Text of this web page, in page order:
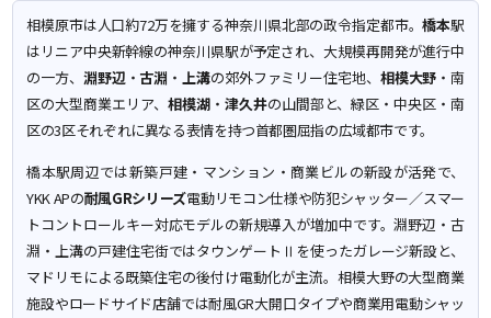
相模原市は人口約72万を擁する神奈川県北部の政令指定都市。橋本駅
はリニア中央新幹線の神奈川県駅が予定され、大規模再開発が進行中
の一方、 淵野辺・ 古淵 ・上溝の郊外ファミリー住宅地、 相模大野 ・南
区の大型商業エリア、 相模湖・ 津久井の山間部と、緑区・中央区・南
区の3区それぞれに異なる表情を持つ首都圏屈指の広域都市です。
橋本駅周辺では新築戸建・マンション・商業ビルの新設が活発で、
YKK APの耐風GRシリーズ電動リモコン仕様や防犯シャッター／スマー
トコントロールキー対応モデルの新規導入が増加中です。淵野辺・古
淵・上溝の戸建住宅街ではタウンゲートⅡを使ったガレージ新設と、
マドリモによる既築住宅の後付け電動化が主流。相模大野の大型商業
施設やロードサイド店舗では耐風GR大開口タイプや商業用電動シャッ